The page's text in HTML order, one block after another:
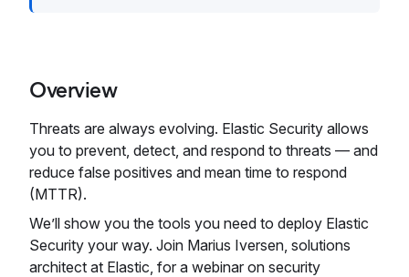
Overview
Threats are always evolving. Elastic Security allows
you to prevent, detect, and respond to threats — and
reduce false positives and mean time to respond
(MTTR).
We’ll show you the tools you need to deploy Elastic
Security your way. Join Marius Iversen, solutions
architect at Elastic, for a webinar on security